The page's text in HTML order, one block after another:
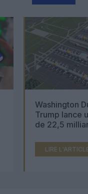
Washington
Trump lance
de 22,5
LIRE